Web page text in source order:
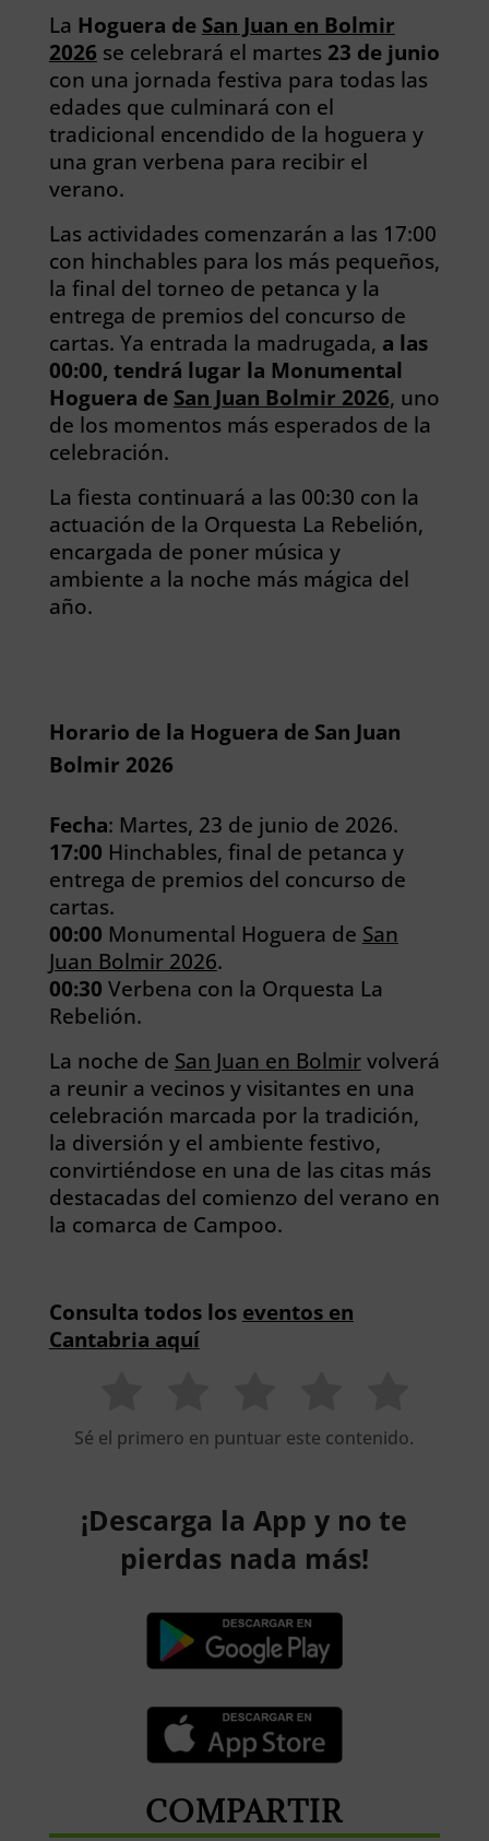
La Hoguera de San Juan en Bolmir
2026 se celebrará el martes 23 de junio
con una jornada festiva para todas las
edades que culminará con el
tradicional encendido de la hoguera y
una gran verbena para recibir el
verano.
Las actividades comenzarán a las 17:00
con hinchables para los más pequeños,
la final del torneo de petanca y la
entrega de premios del concurso de
cartas. Ya entrada la madrugada, a las
00:00, tendrá lugar la Monumental
Hoguera de San Juan Bolmir 2026, uno
de los momentos más esperados de la
celebración.
La fiesta continuará a las 00:30 con la
actuación de la Orquesta La Rebelión,
encargada de poner música y
ambiente a la noche más mágica del
año.
Horario de la Hoguera de San Juan
Bolmir 2026
Fecha: Martes, 23 de junio de 2026.
17:00 Hinchables, final de petanca y
entrega de premios del concurso de
cartas.
00:00 Monumental Hoguera de San
Juan Bolmir 2026.
00:30 Verbena con la Orquesta La
Rebelión.
La noche de San Juan en Bolmirvolverá
a reunir a vecinos y visitantes en una
celebración marcada por la tradición,
la diversión y el ambiente festivo,
convirtiéndose en una de las citas más
destacadas del comienzo del verano en
la comarca de Campoo.
Consulta todos los eventos en
Cantabria aquí
Sé el primero en puntuar este contenido.
¡Descarga la App y no te
pierdas nada más!
COMPARTIR